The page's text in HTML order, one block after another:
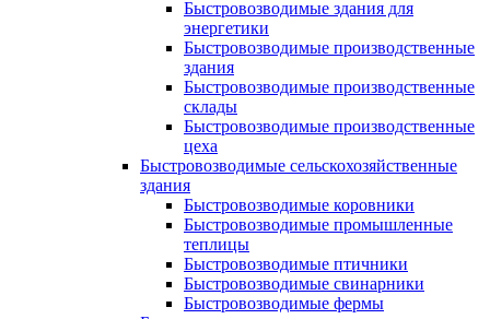
Быстровозводимые здания для
энергетики
Быстровозводимые производственные
здания
Быстровозводимые производственные
склады
Быстровозводимые производственные
цеха
Быстровозводимые сельскохозяйственные
здания
Быстровозводимые коровники
Быстровозводимые промышленные
теплицы
Быстровозводимые птичники
Быстровозводимые свинарники
Быстровозводимые фермы